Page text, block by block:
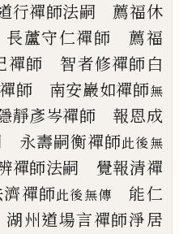
行禪師法嗣 薦福休
長蘆守仁禪師 薦福
禪師 智者修禪師白
師 南安巖如禪師無
靜彥岑禪師 報恩成
永壽嗣衡禪師此後無
禪師法嗣 覺報清禪
禪師此後無傳
能仁
州道場言禪師淨居